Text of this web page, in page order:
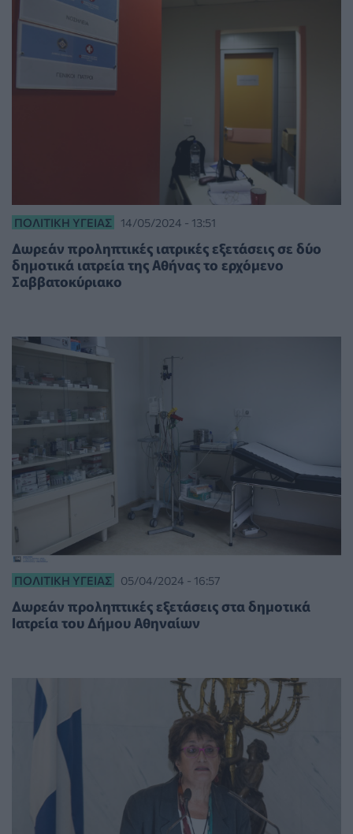
ΠΟΛΙΤΙΚΉ ΥΓΕΊΑΣ 14/05/2024 - 13:51
Δωρεάν προληπτικές ιατρικές εξετάσεις σε δύο
δημοτικά ιατρεία της Αθήνας το ερχόμενο
Σαββατοκύριακο
ΠΟΛΙΤΙΚΉ ΥΓΕΊΑΣ 05/04/2024 - 16:57
Δωρεάν προληπτικές εξετάσεις στα δημοτικά
Ιατρεία του Δήμου Αθηναίων